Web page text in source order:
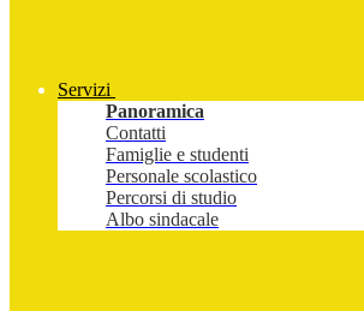
Servizi
Panoramica
Contatti
Famiglie e studenti
Personale scolastico
Percorsi di studio
Albo sindacale